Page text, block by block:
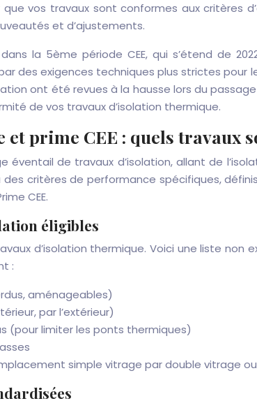
que vos travaux sont conformes aux critères
et d’ajustements.
la 5ème période CEE, qui s’étend de
des exigences techniques plus strictes pour
ont été revues à la hausse lors du
de vos travaux d’isolation thermique.
prime CEE : quels travaux
éventail de travaux d’isolation, allant de
critères de performance spécifiques,
CEE.
éligibles
d’isolation thermique. Voici une liste
:
aménageables)
par l’extérieur)
(pour limiter les ponts thermiques)
simple vitrage par double vitrage